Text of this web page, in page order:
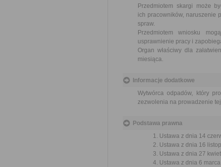
Przedmiotem skargi może
ich pracowników, naruszenie
spraw.
Przedmiotem wniosku
usprawnienie pracy i
Organ właściwy dla
miesiąca.
Informacje dodatkowe
Wytwórca odpadów, który
zezwolenia na prowadzenie
Podstawa prawna
Ustawa z dnia 14
Ustawa z dnia 16
Ustawa z dnia 27
Ustawa z dnia 6